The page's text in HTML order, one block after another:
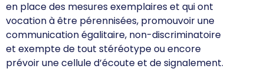
en place des mesures exemplaires et qui ont
vocation à être pérennisées, promouvoir une
communication égalitaire, non-discriminatoire
et exempte de tout stéréotype ou encore
prévoir une cellule d’écoute et de signalement.